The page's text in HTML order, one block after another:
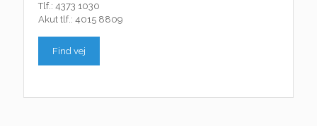
Tlf.: 4373 1030
Akut tlf.: 4015 8809
Find vej